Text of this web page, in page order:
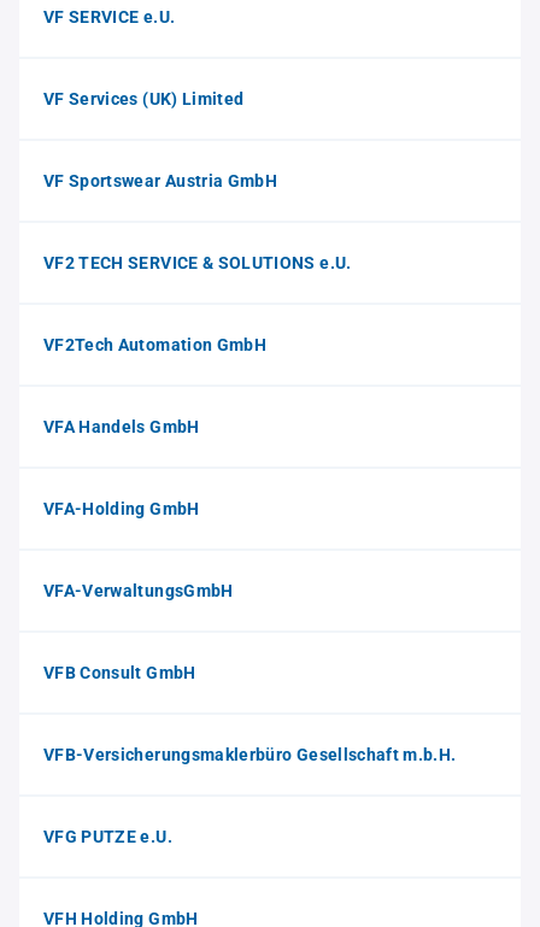
VF SERVICE e.U.
VF Services (UK) Limited
VF Sportswear Austria GmbH
VF2 TECH SERVICE & SOLUTIONS e.U.
VF2Tech Automation GmbH
VFA Handels GmbH
VFA-Holding GmbH
VFA-VerwaltungsGmbH
VFB Consult GmbH
VFB-Versicherungsmaklerbüro Gesellschaft m.b.H.
VFG PUTZE e.U.
VFH Holding GmbH